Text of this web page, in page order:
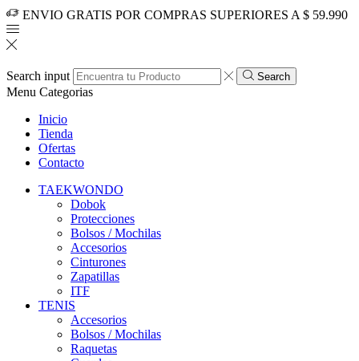
ENVIO GRATIS POR COMPRAS SUPERIORES A $ 59.990
Search input Search
Menu Categorias
Inicio
Tienda
Ofertas
Contacto
TAEKWONDO
Dobok
Protecciones
Bolsos / Mochilas
Accesorios
Cinturones
Zapatillas
ITF
TENIS
Accesorios
Bolsos / Mochilas
Raquetas